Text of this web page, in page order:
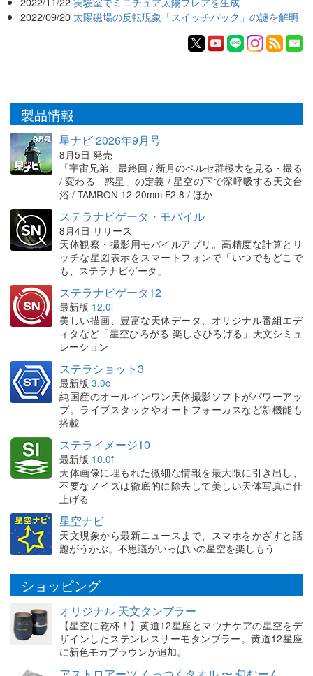
2022/09/20 太陽磁場の反転現象「スイッチバック」の謎を解明
製品情報
星ナビ 2026年9月号
8月5日 発売
「宇宙兄弟」最終回 / 新月のペルセ群極大を見る・撮る
/ 変わる「惑星」の定義 / 星空の下で深呼吸する天文台
浴 / TAMRON 12-20mm F2.8 / ほか
ステラナビゲータ・モバイル
8月4日 リリース
天体観察・撮影用モバイルアプリ。高精度な計算とリ
ッチな星図表示をスマートフォンで「いつでもどこで
も、ステラナビゲータ」
ステラナビゲータ12
最新版 12.0i
美しい描画、豊富な天体データ、オリジナル番組エデ
ィタなど「星空ひろがる 楽しさひろげる」天文シミュ
レーション
ステラショット3
最新版 3.0o
純国産のオールインワン天体撮影ソフトがパワーアッ
プ。ライブスタックやオートフォーカスなど新機能も
搭載
ステライメージ10
最新版 10.0f
天体画像に埋もれた微細な情報を最大限に引き出し、
不要なノイズは徹底的に除去して美しい天体写真に仕
上げる
星空ナビ
天文現象から最新ニュースまで、スマホをかざすと話
題がうかぶ。不思議がいっぱいの星空を楽しもう
ショッピング
オリジナル 天文タンブラー
【星空に乾杯！】黄道12星座とマウナケアの星空をデ
ザインしたステンレスサーモタンブラー。黄道12星座
に新色モカブラウンが追加。